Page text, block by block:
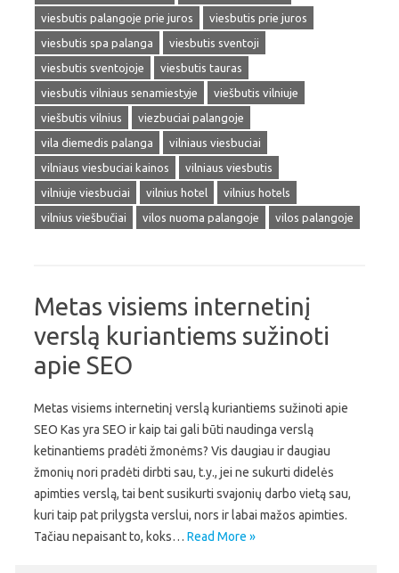
viesbutis palangoje prie juros
viesbutis prie juros
viesbutis spa palanga
viesbutis sventoji
viesbutis sventojoje
viesbutis tauras
viesbutis vilniaus senamiestyje
viešbutis vilniuje
viešbutis vilnius
viezbuciai palangoje
vila diemedis palanga
vilniaus viesbuciai
vilniaus viesbuciai kainos
vilniaus viesbutis
vilniuje viesbuciai
vilnius hotel
vilnius hotels
vilnius viešbučiai
vilos nuoma palangoje vilos palangoje
Metas visiems internetinį
verslą kuriantiems sužinoti
apie SEO
Metas visiems internetinį verslą kuriantiems sužinoti apie
SEO Kas yra SEO ir kaip tai gali būti naudinga verslą
ketinantiems pradėti žmonėms? Vis daugiau ir daugiau
žmonių nori pradėti dirbti sau, t.y., jei ne sukurti didelės
apimties verslą, tai bent susikurti svajonių darbo vietą sau,
kuri taip pat prilygsta verslui, nors ir labai mažos apimties.
Tačiau nepaisant to, koks… Read More »